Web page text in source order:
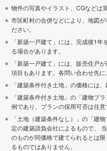
物件の写真やイラスト、CGなどは
市区町村の合併などにより、地図
ださい。
「新築一戸建て」には、完成後1
る場合があります。
「新築一戸建て」には、販売住戸
項目もあります。各問い合わせ先に
「建築条件付き土地」の価格には
「建築条件付き土地」の「建物プ
例であり、プランの採用可否は任意
「土地（建築条件なし）」の「建
定の建築請負会社によるもので、
のものが同価格で建てられるとは
るものではありません。